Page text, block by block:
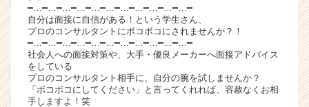
ト
チ
ア
キ
ャ
リ
━…━…━…━…━…━…━…━…━…━…━…━
自分は面接に自信がある！という学生さん、
プロのコンサルタントにボコボコにされませんか？！
━…━…━…━…━…━…━…━…━…━…━…━
社会人への面接対策や、大手・優良メーカーへ面接アドバイス
をしている
プロのコンサルタント相手に、自分の腕を試しませんか？
「ボコボコにしてください」と言ってくれれば、容赦なくお相
手しますよ！笑